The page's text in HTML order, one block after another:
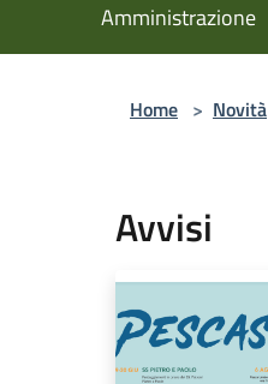
Amministrazione
Home > Novità
Avvisi